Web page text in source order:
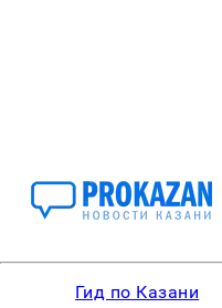
Гид по Казани